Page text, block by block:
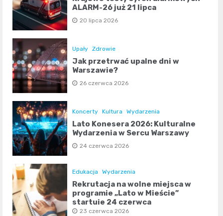
ALARM-26 już 21 lipca
20 lipca 2026
Upały Zdrowie
Jak przetrwać upalne dni w
Warszawie?
26 czerwca 2026
Koncerty Kultura Wydarzenia
Lato Konesera 2026: Kulturalne
Wydarzenia w Sercu Warszawy
24 czerwca 2026
Edukacja Wydarzenia
Rekrutacja na wolne miejsca w
programie „Lato w Mieście”
startuje 24 czerwca
23 czerwca 2026